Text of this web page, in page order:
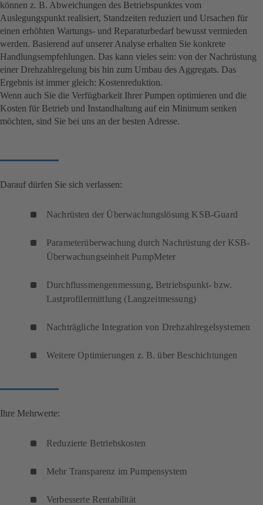
können z. B. Abweichungen des Betriebspunktes vom
Auslegungspunkt realisiert, Standzeiten reduziert und Ursachen für
einen erhöhten Wartungs- und Reparaturbedarf bewusst vermieden
werden. Basierend auf unserer Analyse erhalten Sie konkrete
Handlungsempfehlungen. Das kann vieles sein: von der Nachrüstung
einer Drehzahlregelung bis hin zum Umbau des Aggregats. Das
Ergebnis ist immer gleich: Kostenreduktion.
Wenn auch Sie die Verfügbarkeit Ihrer Pumpen optimieren und die
Kosten für Betrieb und Instandhaltung auf ein Minimum senken
möchten, sind Sie bei uns an der besten Adresse.
Darauf dürfen Sie sich verlassen:
Nachrüsten der Überwachungslösung KSB-Guard
Parameterüberwachung durch Nachrüstung der KSB-
Überwachungseinheit PumpMeter
Durchflussmengenmessung, Betriebspunkt- bzw.
Lastprofilermittlung (Langzeitmessung)
Nachträgliche Integration von Drehzahlregelsystemen
Weitere Optimierungen z. B. über Beschichtungen
Ihre Mehrwerte:
Reduzierte Betriebskosten
Mehr Transparenz im Pumpensystem
Verbesserte Rentabilität